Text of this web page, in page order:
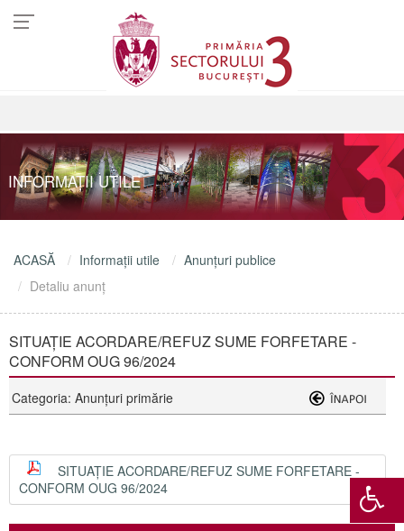
INFORMAŢII UTILE
ACASĂ Informaţii utile
Anunţuri publice
Detaliu anunţ
SITUAȚIE ACORDARE/REFUZ SUME FORFETARE -
CONFORM OUG 96/2024
Categoria: Anunţuri primărie
SITUAȚIE ACORDARE/REFUZ SUME FORFETARE -
CONFORM OUG 96/2024